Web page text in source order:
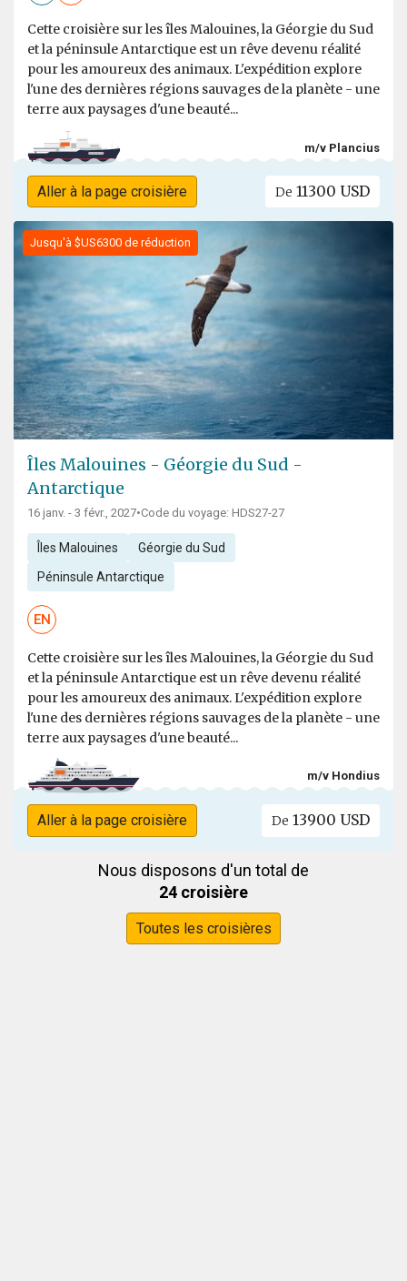
Cette croisière sur les îles Malouines, la Géorgie du Sud
et la péninsule Antarctique est un rêve devenu réalité
pour les amoureux des animaux. L'expédition explore
l'une des dernières régions sauvages de la planète - une
terre aux paysages d'une beauté...
m/v Plancius
Aller à la page croisière De 11300 USD
Jusqu'à $US6300 de réduction
Îles Malouines - Géorgie du Sud -
Antarctique
16 janv. - 3 févr., 2027•Code du voyage: HDS27-27
Îles Malouines Géorgie du Sud
Péninsule Antarctique
EN
Cette croisière sur les îles Malouines, la Géorgie du Sud
et la péninsule Antarctique est un rêve devenu réalité
pour les amoureux des animaux. L'expédition explore
l'une des dernières régions sauvages de la planète - une
terre aux paysages d'une beauté...
m/v Hondius
Aller à la page croisière De 13900 USD
Nous disposons d'un total de
24 croisière
Toutes les croisières